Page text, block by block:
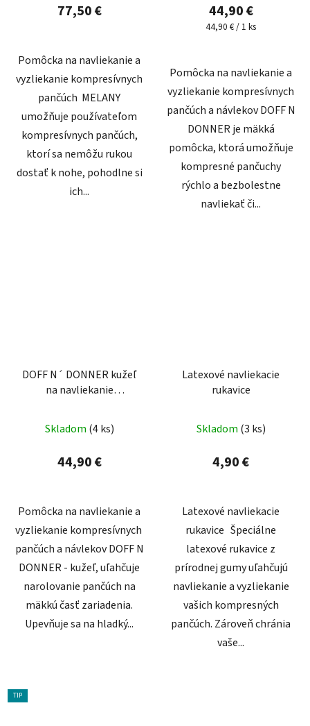
77,50 €
Pomôcka na navliekanie a
vyzliekanie kompresívnych
pančúch MELANY
umožňuje používateľom
kompresívnych pančúch,
ktorí sa nemôžu rukou
dostať k nohe, pohodlne si
ich...
44,90 €
Jednotková
44,90 € / 1 ks
Pomôcka na navliekanie a
vyzliekanie kompresívnych
pančúch a návlekov DOFF N
DONNER je mäkká
pomôcka, ktorá umožňuje
kompresné pančuchy
rýchlo a bezbolestne
navliekať či...
DOFF N´ DONNER kužeľ
na navliekanie
Skladom (4 ks)
44,90 €
Pomôcka na navliekanie a
vyzliekanie kompresívnych
pančúch a návlekov DOFF N
DONNER - kužeľ, uľahčuje
narolovanie pančúch na
mäkkú časť zariadenia.
Upevňuje sa na hladký...
Latexové navliekacie
rukavice
Skladom (3 ks)
4,90 €
Latexové navliekacie
rukavice Špeciálne
latexové rukavice z
prírodnej gumy uľahčujú
navliekanie a vyzliekanie
vašich kompresných
pančúch. Zároveň chránia
vaše...
TIP